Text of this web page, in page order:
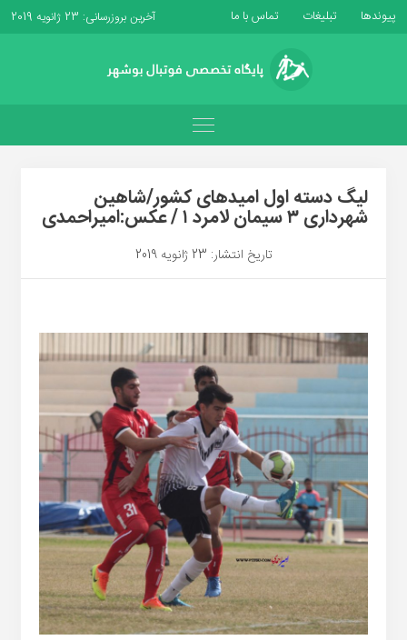
پیوندها تبلیغات تماس با ما آخرین بروزرسانی: 23 ژانویه 2019
لیگ دسته اول امیدهای کشور/شاهین
شهرداری ۳ سیمان لامرد ۱ / عکس:امیراحمدی
تاریخ انتشار: 23 ژانویه 2019